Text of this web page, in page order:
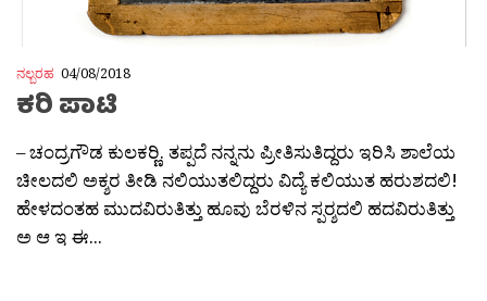
ನಲ್ಬರಹ 04/08/2018
ಕರಿ ಪಾಟಿ
– ಚಂದ್ರಗೌಡ ಕುಲಕರ‍್ಣಿ. ತಪ್ಪದೆ ನನ್ನನು ಪ್ರೀತಿಸುತಿದ್ದರು ಇರಿಸಿ ಶಾಲೆಯ
ಚೀಲದಲಿ ಅಕ್ಶರ ತೀಡಿ ನಲಿಯುತಲಿದ್ದರು ವಿದ್ಯೆ ಕಲಿಯುತ ಹರುಶದಲಿ!
ಹೇಳದಂತಹ ಮುದವಿರುತಿತ್ತು ಹೂವು ಬೆರಳಿನ ಸ್ಪರ‍್ಶದಲಿ ಹದವಿರುತಿತ್ತು
ಅ ಆ ಇ ಈ...